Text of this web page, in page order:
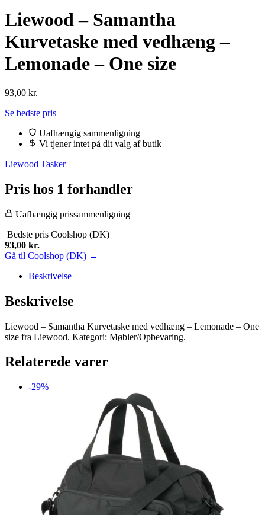
Liewood – Samantha
Kurvetaske med vedhæng –
Lemonade – One size
93,00 kr.
Se bedste pris
Uafhængig sammenligning
Vi tjener intet på dit valg af butik
Liewood Tasker
Pris hos 1 forhandler
Uafhængig prissammenligning
Bedste pris Coolshop (DK)
93,00 kr.
Gå til Coolshop (DK) →
Beskrivelse
Beskrivelse
Liewood – Samantha Kurvetaske med vedhæng – Lemonade – One
size fra Liewood. Kategori: Møbler/Opbevaring.
Relaterede varer
-29%